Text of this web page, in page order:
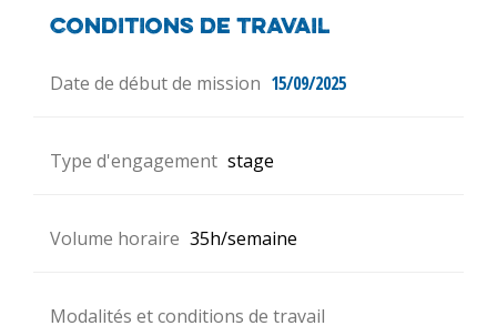
Conditions de travail
Date de début de mission 15/09/2025
Type d'engagement stage
Volume horaire 35h/semaine
Modalités et conditions de travail